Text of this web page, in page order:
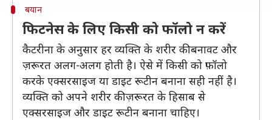
बयान
फिटनेस के लिए किसी को फॉलो न करें
कैटरीना के अनुसार हर व्यक्ति के शरीर की बनावट और
ज़रूरत अलग-अलग होती है। ऐसे में किसी को फ़ॉलो
करके एक्सरसाइज या डाइट रूटीन बनाना सही नहीं है।
व्यक्ति को अपने शरीर की ज़रूरत के हिसाब से
एक्सरसाइज और डाइट रूटीन बनाना चाहिए।